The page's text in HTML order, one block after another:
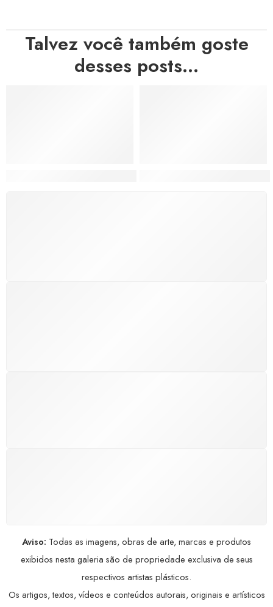
Talvez você também goste
desses posts...
Aviso: Todas as imagens, obras de arte, marcas e produtos
exibidos nesta galeria são de propriedade exclusiva de seus
respectivos artistas plásticos.
Os artigos, textos, vídeos e conteúdos autorais, originais e artísticos